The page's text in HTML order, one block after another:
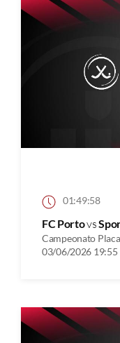
01:49:58
FC Portovs
Campeonato
03/06/2026 19:55